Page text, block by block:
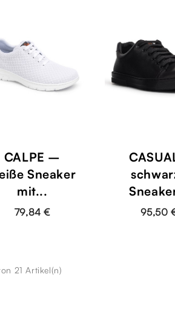
CALPE –
Sneaker
mit...
79,84 € 95,50
21 Artikel(n)